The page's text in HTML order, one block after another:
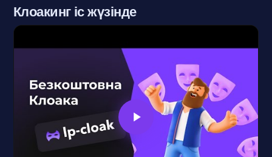
Клоакинг іс жүзінде